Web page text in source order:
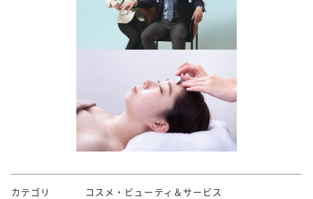
カテゴリ コスメ・ビューティ＆サービス